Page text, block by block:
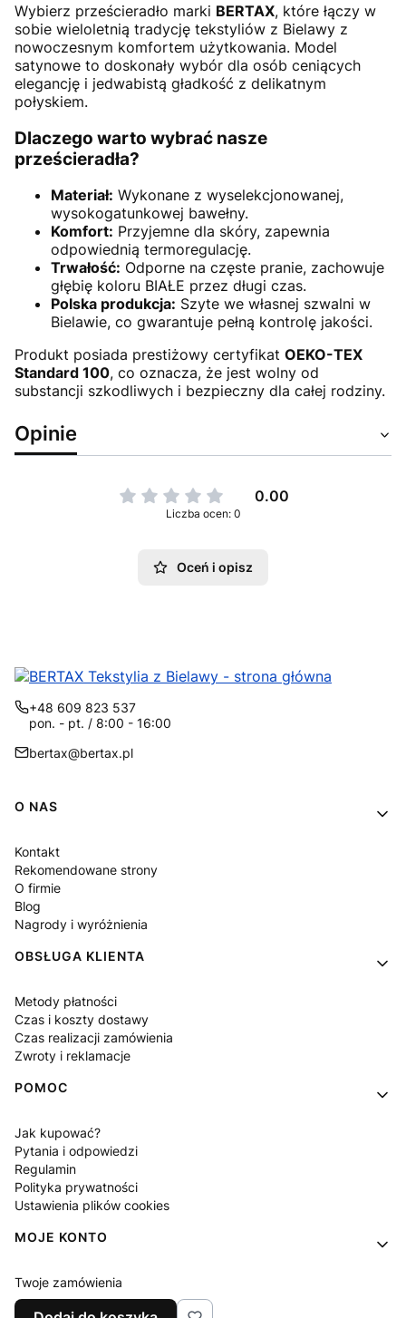
Wybierz prześcieradło marki BERTAX, które łączy w
sobie wieloletnią tradycję tekstyliów z Bielawy z
nowoczesnym komfortem użytkowania. Model
satynowe to doskonały wybór dla osób ceniących
elegancję i jedwabistą gładkość z delikatnym
połyskiem.
Dlaczego warto wybrać nasze
prześcieradła?
Materiał: Wykonane z wyselekcjonowanej,
wysokogatunkowej bawełny.
Komfort: Przyjemne dla skóry, zapewnia
odpowiednią termoregulację.
Trwałość: Odporne na częste pranie, zachowuje
głębię koloru BIAŁE przez długi czas.
Polska produkcja: Szyte we własnej szwalni w
Bielawie, co gwarantuje pełną kontrolę jakości.
Produkt posiada prestiżowy certyfikat OEKO-TEX
Standard 100, co oznacza, że jest wolny od
substancji szkodliwych i bezpieczny dla całej rodziny.
Opinie
0.00
Liczba ocen: 0
Oceń i opisz
+48 609 823 537
pon. - pt. / 8:00 - 16:00
bertax@bertax.pl
Linki w stopce
O NAS
Kontakt
Rekomendowane strony
O firmie
Blog
Nagrody i wyróżnienia
OBSŁUGA KLIENTA
Metody płatności
Czas i koszty dostawy
Czas realizacji zamówienia
Zwroty i reklamacje
POMOC
Jak kupować?
Pytania i odpowiedzi
Regulamin
Polityka prywatności
Ustawienia plików cookies
MOJE KONTO
Twoje zamówienia
Ustawienia konta